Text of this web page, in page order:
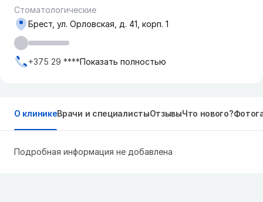
Стоматологические
Брест, ул. Орловская, д. 41, корп. 1
+375 29 ****Показать полностью
О клиникеВрачи и специалистыОтзывыЧто нового?
Подробная информация не добавлена